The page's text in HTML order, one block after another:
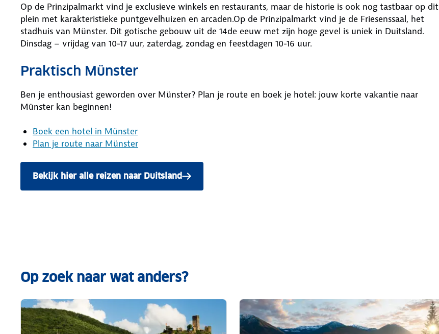
Op de Prinzipalmarkt vind je exclusieve winkels en restaurants, maar de historie is ook nog tastbaar op dit
plein met karakteristieke puntgevelhuizen en arcaden.Op de Prinzipalmarkt vind je de Friesenssaal, het
stadhuis van Münster. Dit gotische gebouw uit de 14de eeuw met zijn hoge gevel is uniek in Duitsland.
Dinsdag – vrijdag van 10-17 uur, zaterdag, zondag en feestdagen 10-16 uur.
Praktisch Münster
Ben je enthousiast geworden over Münster? Plan je route en boek je hotel: jouw korte vakantie naar
Münster kan beginnen!
Boek een hotel in Münster
Plan je route naar Münster
Bekijk hier alle reizen naar Duitsland
Op zoek naar wat anders?